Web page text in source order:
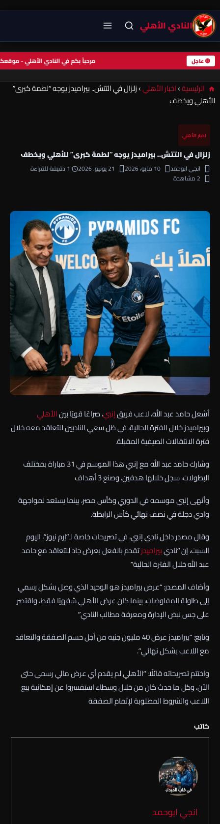
النادي الأهلي
🔴 عاجل مرحباً بكم في النادي الأهلي -
الرئيسية›اخبار الأهلي›زلزال في التتش.. بيراميدز يوجه “لطمة كبرى”
للأهلي ويخطف
اخبار الأهلي
زلزال في التتش.. بيراميدز يوجه “لطمة كبرى” للأهلي ويخطف
انجي ابوحمد 10 مايو، 2026 21 يونيو، 2026
1 دقيقة للقراءة
2 مشاهدة
أشعل حامد عبد الله، لاعب فريقإنبي، صراعًا قويًا بينالأهلي
وبيراميدز خلال الفترة الحالية، في ظل سعي الناديين للتعاقد معه خلال
فترة الانتقالات الصيفية المقبلة.
وشارك حامد عبد الله مع إنبي هذا الموسم في 31 مباراة بمختلف
البطولات، سجل خلالها هدفين، وصنع 3 أهداف
وأنهى إنبي موسمه في الدوري وكأس مصر، بينما يستعد لمواجهة
وادي دجلة في نصف نهائي كأس الرابطة.
وقال مصدر داخل نادي إنبي، في تصريحات خاصة لـ”إرم نيوز”، اليوم
السبت، إن “ناديبيراميدزتقدم بالفعل بعرض جاد للتعاقد مع حامد
عبد الله خلال الفترة الحالية”
وأضاف المصدر: “عرض بيراميدز هو الوحيد الذي وصل بشكل رسمي
إلى طاولة المفاوضات، بينما كان عرض الأهلي شفهيًا فقط، واقتصر
على جس نبض الإدارة ومعرفة مطالب النادي”
وتابع: “بيراميدز عرض 40 مليون جنيه من أجل حسم الصفقة والتعاقد
مع اللاعب بشكل نهائي”.
واختتم تصريحاته قائلًا: “الأهلي لم يقدم أي عرض مالي رسمي حتى
الآن، وكل ما حدث كان من خلال وسطاء استفسروا عن إمكانية بيع
اللاعب والشروط المطلوبة لإتمام الصفقة
كاتب
انجي ابوحمد